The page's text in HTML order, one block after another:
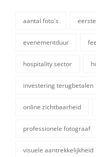
aantal foto's
evenementduur
hospitality sector
investering terugbetalen
online zichtbaarheid
professionele fotograaf
visuele aantrekkelijkheid